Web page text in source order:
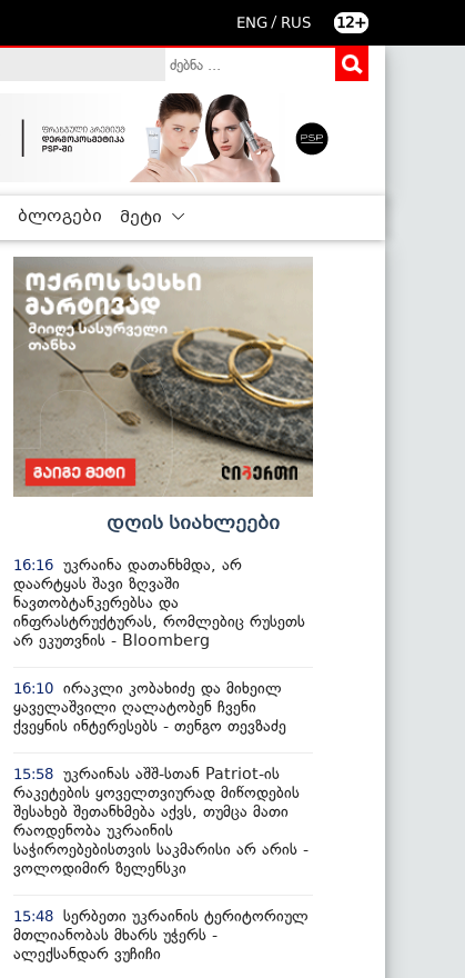
ENG / RUS 12+
ბლოგები მეტი
დღის სიახლეები
16:16 უკრაინა დათანხმდა, არ
დაარტყას შავი ზღვაში
ნავთობტანკერებსა და
ინფრასტრუქტურას, რომლებიც რუსეთს
არ ეკუთვნის - Bloomberg
16:10 ირაკლი კობახიძე და მიხეილ
ყაველაშვილი ღალატობენ ჩვენი
ქვეყნის ინტერესებს - თენგო თევზაძე
15:58 უკრაინას აშშ-სთან Patriot-ის
რაკეტების ყოველთვიურად მიწოდების
შესახებ შეთანხმება აქვს, თუმცა მათი
რაოდენობა უკრაინის
საჭიროებებისთვის საკმარისი არ არის -
ვოლოდიმირ ზელენსკი
15:48 სერბეთი უკრაინის ტერიტორიულ
მთლიანობას მხარს უჭერს -
ალექსანდარ ვუჩიჩი